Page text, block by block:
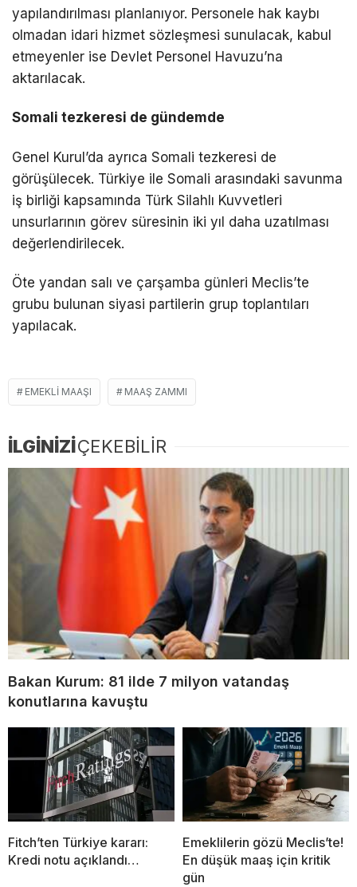
yapılandırılması planlanıyor. Personele hak kaybı
olmadan idari hizmet sözleşmesi sunulacak, kabul
etmeyenler ise Devlet Personel Havuzu’na
aktarılacak.
Somali tezkeresi de gündemde
Genel Kurul’da ayrıca Somali tezkeresi de
görüşülecek. Türkiye ile Somali arasındaki savunma
iş birliği kapsamında Türk Silahlı Kuvvetleri
unsurlarının görev süresinin iki yıl daha uzatılması
değerlendirilecek.
Öte yandan salı ve çarşamba günleri Meclis’te
grubu bulunan siyasi partilerin grup toplantıları
yapılacak.
EMEKLI MAAŞI MAAŞ ZAMMI
İLGİNİZİÇEKEBİLİR
Bakan Kurum: 81 ilde 7 milyon vatandaş
konutlarına kavuştu
Fitch’ten Türkiye kararı:
Kredi notu açıklandı…
Emeklilerin gözü Meclis’te!
En düşük maaş için kritik
gün